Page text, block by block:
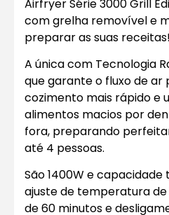
Airfryer Série 3000 Grill
com grelha removível e
preparar as suas receitas!
A única com Tecnologia
que garante o fluxo de ar
cozimento mais rápido e
alimentos macios por
fora, preparando
até 4 pessoas.
São 1400W e capacidade
ajuste de temperatura
de 60 minutos e